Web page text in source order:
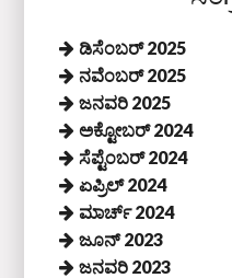
ಡಿಸೆಂಬರ್ 2025
ನವೆಂಬರ್ 2025
ಜನವರಿ 2025
ಅಕ್ಟೋಬರ್ 2024
ಸೆಪ್ಟೆಂಬರ್ 2024
ಏಪ್ರಿಲ್ 2024
ಮಾರ್ಚ್ 2024
ಜೂನ್ 2023
ಜನವರಿ 2023